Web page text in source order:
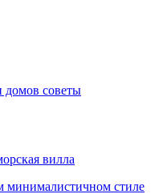
домов советы
вилла
минималистичном стиле